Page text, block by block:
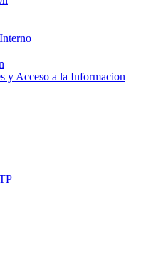
y Acceso a la Informacion